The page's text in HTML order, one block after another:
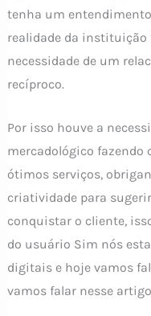
tenha um
realidade da instituição
necessidade de um
recíproco.
Por isso houve a
mercadológico fazendo
ótimos serviços,
criatividade para
conquistar o cliente,
do usuário Sim nós
digitais e hoje vamos
vamos falar nesse